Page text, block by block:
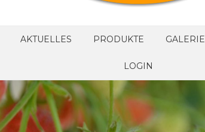
AKTUELLES PRODUKTE GALERIE
LOGIN